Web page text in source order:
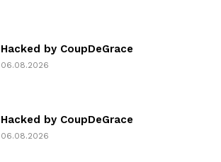
Hacked by CoupDeGrace
06.08.2026
Hacked by CoupDeGrace
06.08.2026